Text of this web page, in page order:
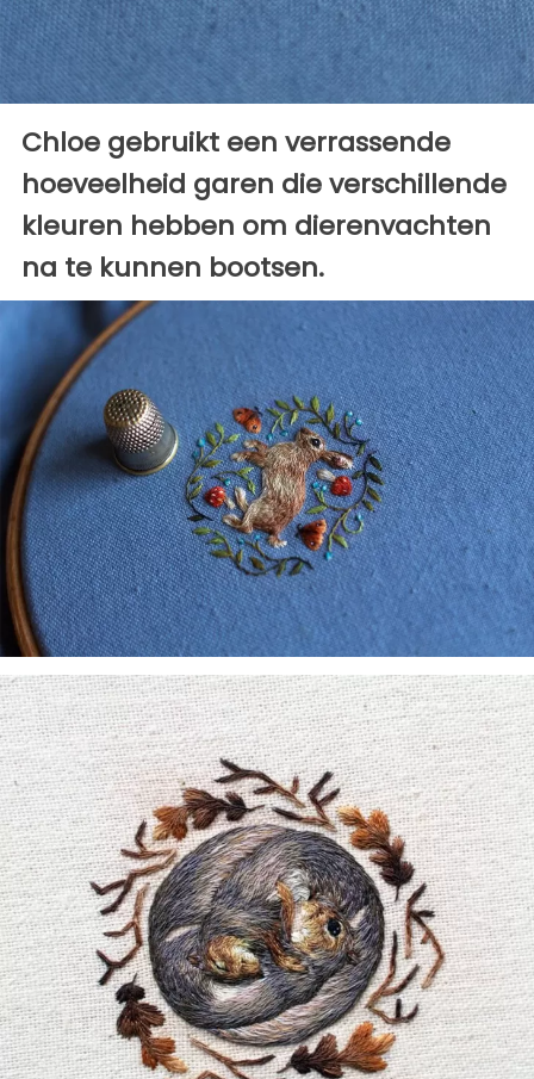
Chloe gebruikt een verrassende
hoeveelheid garen die verschillende
kleuren hebben om dierenvachten
na te kunnen bootsen.